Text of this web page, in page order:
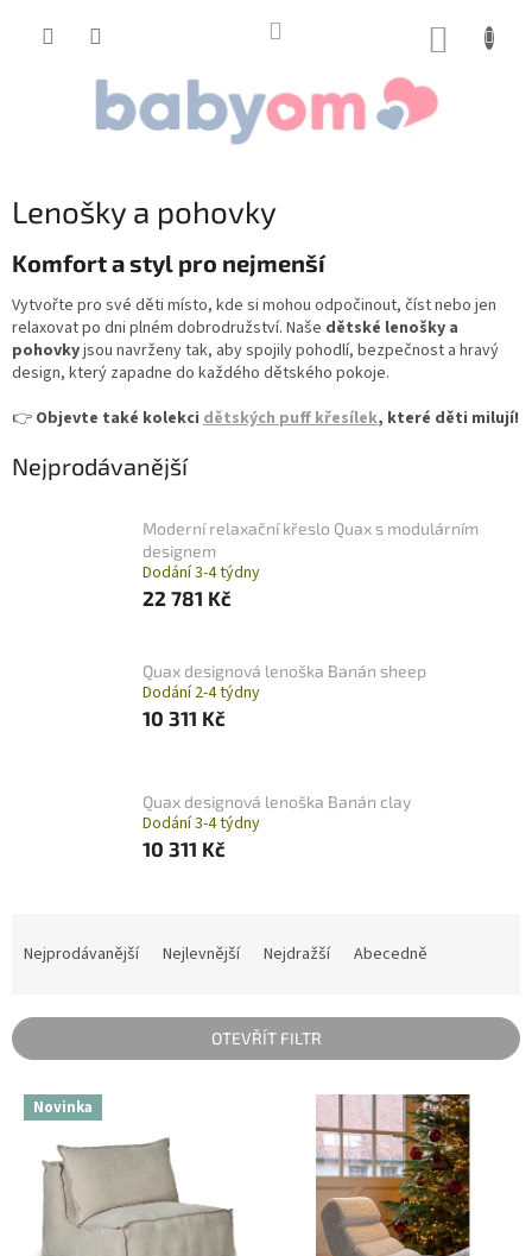
Lenošky a pohovky
Komfort a styl pro nejmenší
Vytvořte pro své děti místo, kde si mohou odpočinout, číst nebo jen
relaxovat po dni plném dobrodružství. Naše dětské lenošky a
pohovkyjsou navrženy tak, aby spojily pohodlí, bezpečnost a hravý
design, který zapadne do každého dětského pokoje.
👉 Objevte také kolekci dětských puff křesílek, které děti milují!
Nejprodávanější
Moderní relaxační křeslo Quax s modulárním
designem
Dodání 3-4 týdny
22 781 Kč
Quax designová lenoška Banán sheep
Dodání 2-4 týdny
10 311 Kč
Quax designová lenoška Banán clay
Dodání 3-4 týdny
10 311 Kč
n
í
Nejprodávanější Nejlevnější Nejdražší Abecedně
OTEVŘÍT FILTR
V Novinka